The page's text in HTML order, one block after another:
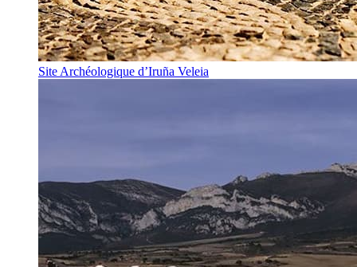
Site Archéologique d’Iruña Veleia